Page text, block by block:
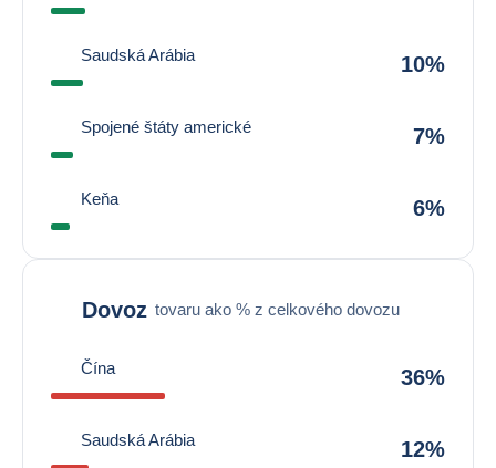
Saudská Arábia 10%
Spojené štáty americké 7%
Keňa 6%
Dovoz tovaru ako % z celkového dovozu
Čína 36%
Saudská Arábia 12%